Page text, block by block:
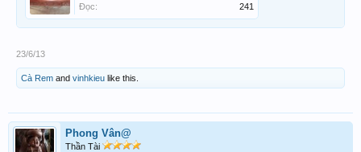
Đọc:
241
23/6/13
Cà Rem and vinhkieu like this.
Phong Vân@
Thần Tài